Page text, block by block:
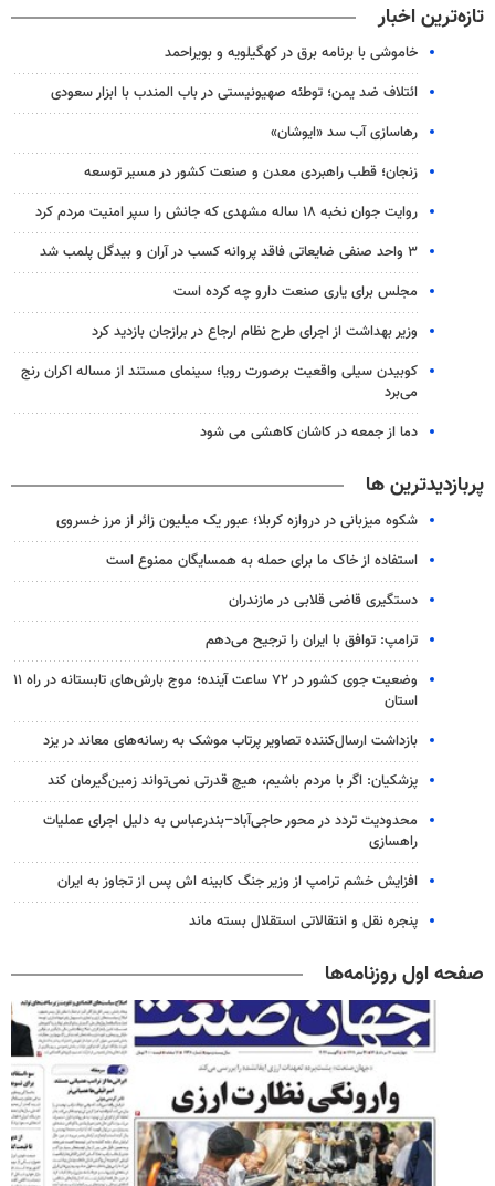
تازه‌ترین اخبار
خاموشی با برنامه برق در کهگیلویه و بویراحمد
ائتلاف ضد یمن؛ توطئه صهیونیستی در باب المندب با ابزار سعودی
رهاسازی آب سد «ایوشان»
زنجان؛ قطب راهبردی معدن و صنعت کشور در مسیر توسعه
روایت جوان نخبه ۱۸ ساله مشهدی که جانش را سپر امنیت مردم کرد
۳ واحد صنفی ضایعاتی فاقد پروانه کسب در آران و بیدگل پلمب شد
مجلس برای یاری صنعت دارو چه کرده است
وزیر بهداشت از اجرای طرح نظام ارجاع در برازجان بازدید کرد
کوبیدن سیلی واقعیت برصورت رویا؛ سینمای مستند از مساله اکران رنج
می‌برد
دما از جمعه در کاشان کاهشی می شود
پربازدیدترین ها
شکوه میزبانی در دروازه کربلا؛ عبور یک میلیون زائر از مرز خسروی
استفاده از خاک ما برای حمله به همسایگان ممنوع است
دستگیری قاضی قلابی در مازندران
ترامپ: توافق با ایران را ترجیح می‌دهم
وضعیت جوی کشور در ۷۲ ساعت آینده؛ موج بارش‌های تابستانه در راه ۱۱
استان
بازداشت ارسال‌کننده تصاویر پرتاب موشک به رسانه‌های معاند در یزد
پزشکیان: اگر با مردم باشیم، هیچ قدرتی نمی‌تواند زمین‌گیرمان کند
محدودیت تردد در محور حاجی‌آباد–بندرعباس به دلیل اجرای عملیات
راهسازی
افزایش خشم ترامپ از وزیر جنگ کابینه اش پس از تجاوز به ایران
پنجره‌ نقل و انتقالاتی استقلال بسته ماند
صفحه اول روزنامه‌ها